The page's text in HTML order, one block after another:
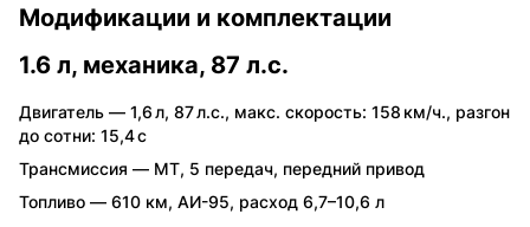
Модификации и комплектации
1.6 л, механика, 87 л.с.
Двигатель — 1,6 л, 87 л.с., макс. скорость: 158 км/ч., разгон
до сотни: 15,4 с
Трансмиссия — MT, 5 передач, передний привод
Топливо — 610 км, АИ-95, расход 6,7–10,6 л